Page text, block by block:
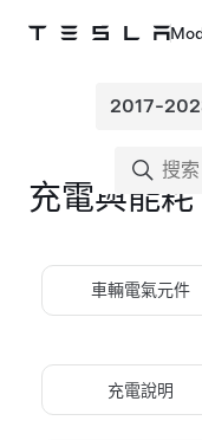
充電與能耗
車輛電氣元件
充電說明